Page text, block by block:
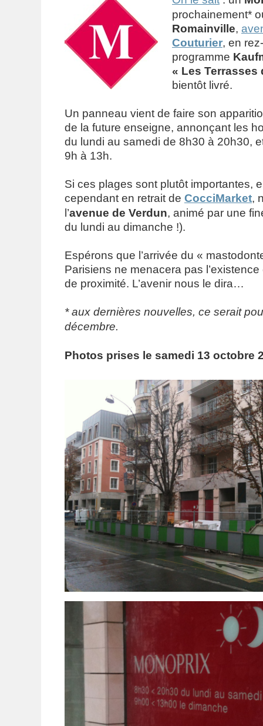
prochainement*
Romainville,
Couturier, en
programme
« Les Terrasses
bientôt livré.
Un panneau vient de faire son
de la future enseigne, annonçant les
du lundi au samedi de 8h30 à 20h30,
9h à 13h.
Si ces plages sont plutôt importantes,
cependant en retrait de CocciMarket,
l’avenue de Verdun, animé par une
du lundi au dimanche !).
Espérons que l’arrivée du «
Parisiens ne menacera pas
de proximité. L’avenir nous le dira…
* aux dernières nouvelles, ce serait
décembre.
Photos prises le samedi 13 octobre